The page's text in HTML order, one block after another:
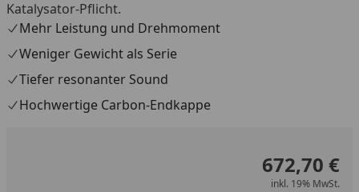
Katalysator-Pflicht.
Mehr Leistung und Drehmoment
Weniger Gewicht als Serie
Tiefer resonanter Sound
Hochwertige Carbon-Endkappe
672,70 €
inkl. 19% MwSt.